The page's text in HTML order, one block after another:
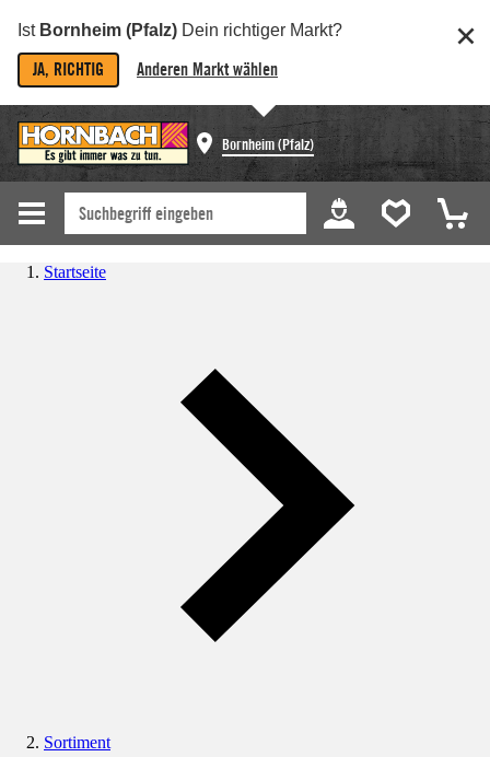
Ist Bornheim (Pfalz) Dein richtiger Markt?
JA, RICHTIG Anderen Markt wählen
Bornheim (Pfalz)
Startseite
Sortiment